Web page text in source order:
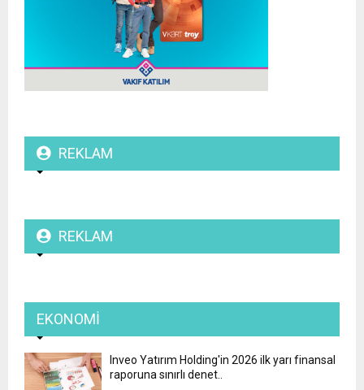
REKLAM
REKLAM
EKONOMI
Inveo Yatırım Holding'in 2026 ilk yarı finansal
raporuna sınırlı denet..